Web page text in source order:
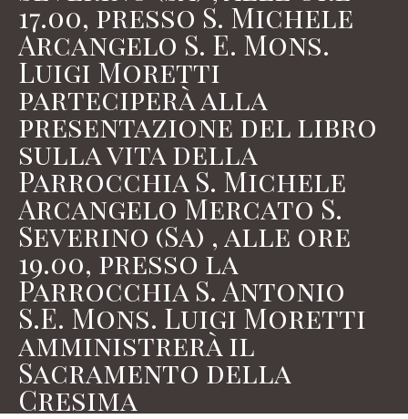
17.00, presso S. Michele
Arcangelo S. E. Mons.
Luigi Moretti
parteciperà alla
presentazione del libro
sulla vita della
Parrocchia S. Michele
Arcangelo Mercato S.
Severino (Sa) , alle ore
19.00, presso la
Parrocchia S. Antonio
S.E. Mons. Luigi Moretti
amministrerà il
Sacramento della
Cresima